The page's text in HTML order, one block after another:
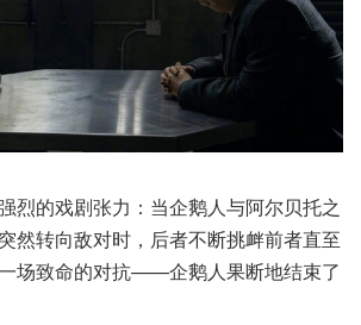
烈的戏剧张力：当企鹅人与阿尔贝托之
然转向敌对时，后者不断挑衅前者直至
场致命的对抗——企鹅人果断地结束了